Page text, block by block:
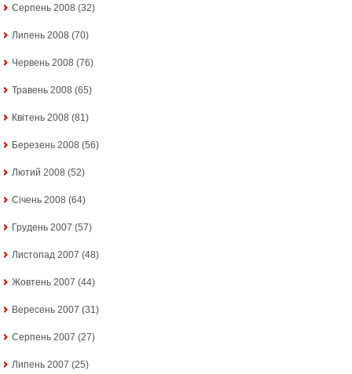
Серпень 2008 (32)
Липень 2008 (70)
Червень 2008 (76)
Травень 2008 (65)
Квітень 2008 (81)
Березень 2008 (56)
Лютий 2008 (52)
Січень 2008 (64)
Грудень 2007 (57)
Листопад 2007 (48)
Жовтень 2007 (44)
Вересень 2007 (31)
Серпень 2007 (27)
Липень 2007 (25)